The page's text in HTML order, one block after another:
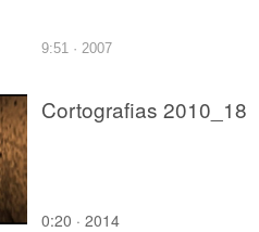
9:51 · 2007
Cortografias 2010_18
0:20 · 2014